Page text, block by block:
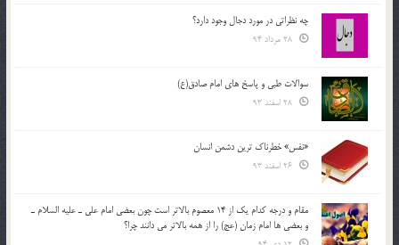
چه نظراتی در مورد دجال وجود دارد؟
سوالات طبی و پاسخ های امام صادق(ع)
«نفس» خطرناک ترین دشمن انسان
مقام و درجه كدام يك از 14 معصوم بالاتر است چون بعضي امام علي ـ عليه السلام ـ
و بعضي ها امام زمان (عج) را از همه بالاتر مي دانند چرا؟